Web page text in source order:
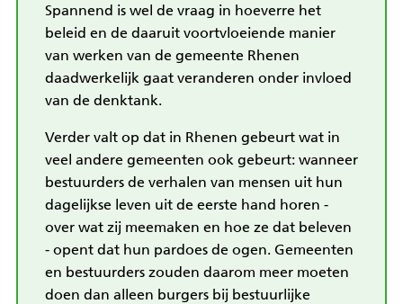
Spannend is wel de vraag in hoeverre het
beleid en de daaruit voortvloeiende manier
van werken van de gemeente Rhenen
daadwerkelijk gaat veranderen onder invloed
van de denktank.
Verder valt op dat in Rhenen gebeurt wat in
veel andere gemeenten ook gebeurt: wanneer
bestuurders de verhalen van mensen uit hun
dagelijkse leven uit de eerste hand horen -
over wat zij meemaken en hoe ze dat beleven
- opent dat hun pardoes de ogen. Gemeenten
en bestuurders zouden daarom meer moeten
doen dan alleen burgers bij bestuurlijke